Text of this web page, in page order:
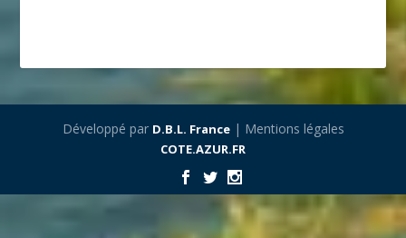
Développé par D.B.L. France| Mentions légales
COTE.AZUR.FR